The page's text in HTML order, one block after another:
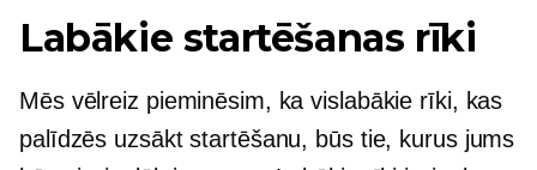
Labākie startēšanas rīki
Mēs vēlreiz pieminēsim, ka vislabākie rīki, kas
palīdzēs uzsākt startēšanu, būs tie, kurus jums